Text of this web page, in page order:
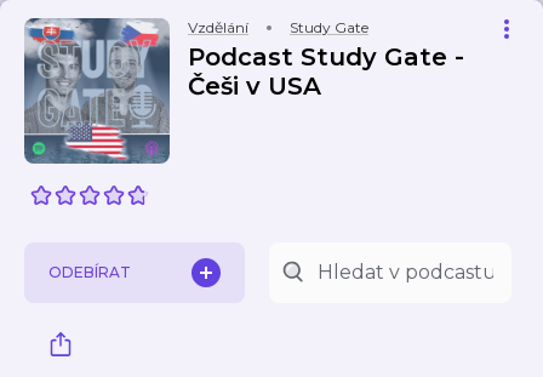
Vzdělání Study Gate
Podcast Study Gate -
Češi v USA
ODEBÍRAT